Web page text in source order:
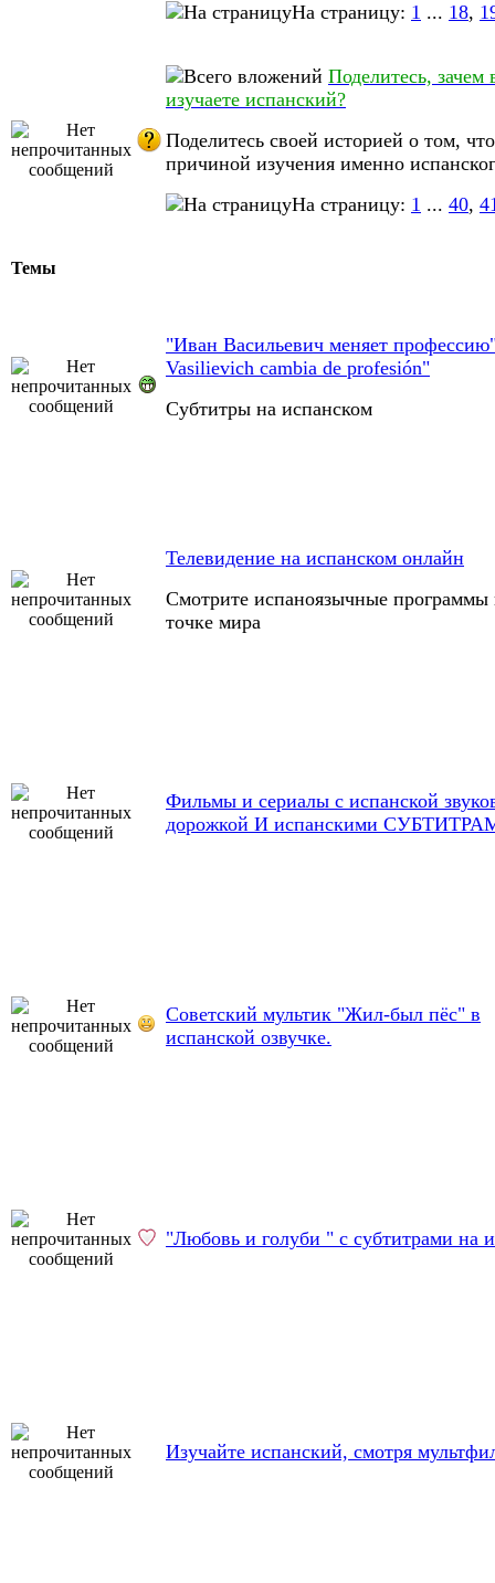
На страницу: 1 ... 18,
Поделитесь, зачем
изучаете испанский?
Поделитесь своей историей о том,
причиной изучения именно
На страницу: 1 ... 40,
Темы
"Иван Васильевич меняет
Vasilievich cambia de profesión"
Cубтитры на испанском
Телевидение на испанском онлайн
Смотрите испаноязычные
точке мира
Фильмы и сериалы с испанской
дорожкой И испанскими
Советский мультик "Жил-был пёс" в
испанской озвучке.
"Любовь и голуби " с субтитрами на
Изучайте испанский, смотря